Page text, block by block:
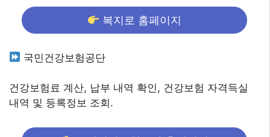
복지로 홈페이지
국민건강보험공단
건강보험료 계산, 납부 내역 확인, 건강보험 자격득실
내역 및 등록정보 조회.